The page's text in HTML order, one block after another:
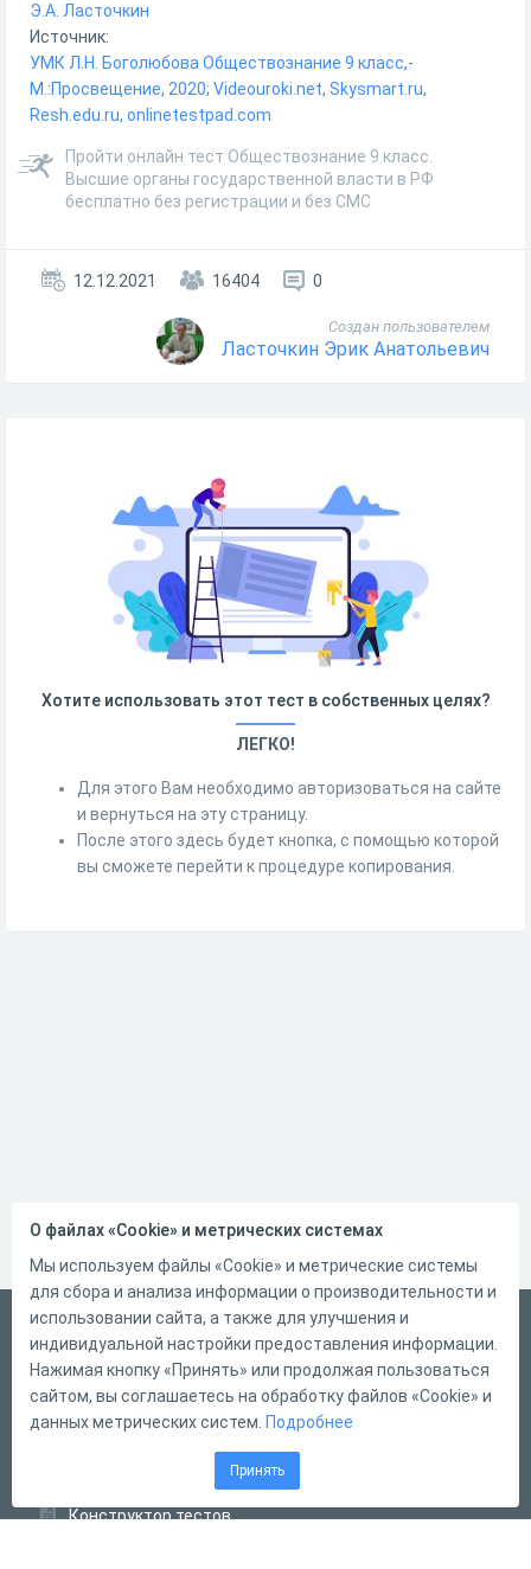
Э.А. Ласточкин
Источник:
УМК Л.Н. Боголюбова Обществознание 9 класс,-
М.:Просвещение, 2020; Videouroki.net, Skysmart.ru,
Resh.edu.ru, onlinetestpad.com
Пройти онлайн тест Обществознание 9 класс.
Высшие органы государственной власти в РФ
бесплатно без регистрации и без СМС
12.12.2021 16404 0
Создан пользователем
Ласточкин Эрик Анатольевич
Хотите использовать этот тест в собственных целях?
ЛЕГКО!
Для этого Вам необходимо авторизоваться на сайте
и вернуться на эту страницу.
После этого здесь будет кнопка, с помощью которой
вы сможете перейти к процедуре копирования.
Русский
Справка
Форма обратной связи
Конструктор тестов
О файлах «Cookie» и метрических системах
Мы используем файлы «Cookie» и метрические системы
для сбора и анализа информации о производительности и
использовании сайта, а также для улучшения и
индивидуальной настройки предоставления информации.
Нажимая кнопку «Принять» или продолжая пользоваться
сайтом, вы соглашаетесь на обработку файлов «Cookie» и
данных метрических систем. Подробнее
Принять